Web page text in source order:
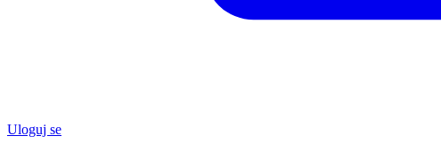
Uloguj se